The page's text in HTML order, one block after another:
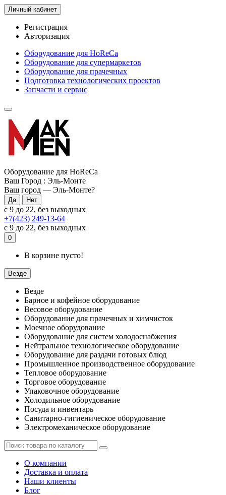
Личный кабинет
Регистрация
Авторизация
Оборудование для HoReCa
Оборудование для супермаркетов
Оборудование для прачечных
Подготовка технологических проектов
Запчасти и сервис
Оборудование для HoReCa
Ваш Город : Эль-Монте
Ваш город — Эль-Монте?
с 9 до 22, без выходных
+7(423) 249-13-64
с 9 до 22, без выходных
0
В корзине пусто!
Везде
Везде
Барное и кофейное оборудование
Весовое оборудование
Оборудование для прачечных и химчисток
Моечное оборудование
Оборудование для систем холодоснабжения
Нейтральное технологическое оборудование
Оборудование для раздачи готовых блюд
Промышленное производственное оборудование
Тепловое оборудование
Торговое оборудование
Упаковочное оборудование
Холодильное оборудование
Посуда и инвентарь
Санитарно-гигиеническое оборудование
Электромеханическое оборудование
О компании
Доставка и оплата
Наши клиенты
Блог